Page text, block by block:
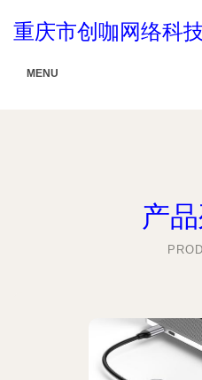
重庆市创咖网络科
MENU
产